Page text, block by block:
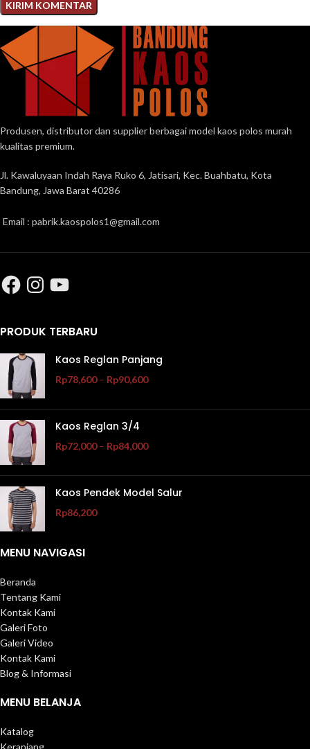
Produsen, distributor dan supplier berbagai model kaos polos murah
kualitas premium.
Jl. Kawaluyaan Indah Raya Ruko 6, Jatisari, Kec. Buahbatu, Kota
Bandung, Jawa Barat 40286
Email : pabrik.kaospolos1@gmail.com
PRODUK TERBARU
Kaos Reglan Panjang
Rp78,600 – Rp90,600
Kaos Reglan 3/4
Rp72,000 – Rp84,000
Kaos Pendek Model Salur
Rp86,200
MENU NAVIGASI
Beranda
Tentang Kami
Kontak Kami
Galeri Foto
Galeri Video
Kontak Kami
Blog & Informasi
MENU BELANJA
Katalog